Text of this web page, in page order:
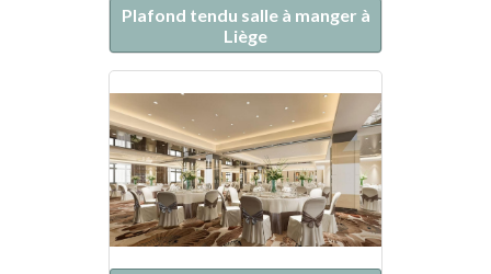
Plafond tendu salle à manger à
Liège